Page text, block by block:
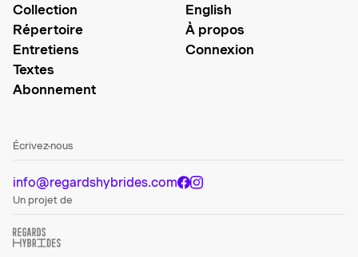
Collection
Répertoire
Entretiens
Textes
Abonnement
English
À propos
Connexion
Écrivez-nous
info@regardshybrides.com
Un projet de